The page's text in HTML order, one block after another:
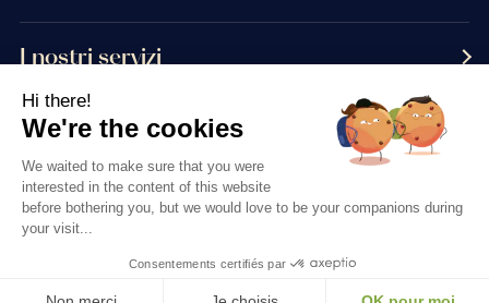
I nostri servizi
Informazioni
Contattaci
Thés & Traditions © 2026
Hi there!
We're the cookies
We waited to make sure that you were
interested in the content of this website
before bothering you, but we would love to be your companions during
your visit...
Consentements certifiés par